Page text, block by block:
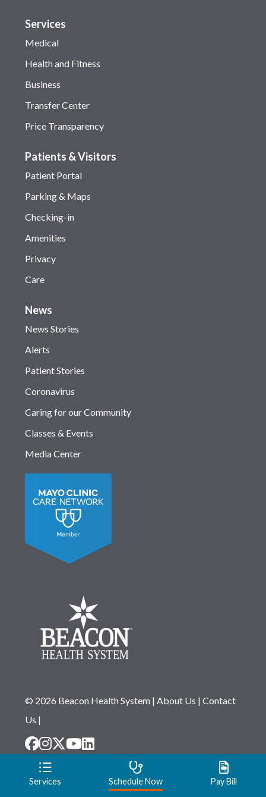
Services
Medical
Health and Fitness
Business
Transfer Center
Price Transparency
Patients & Visitors
Patient Portal
Parking & Maps
Checking-in
Amenities
Privacy
Care
News
News Stories
Alerts
Patient Stories
Coronavirus
Caring for our Community
Classes & Events
Media Center
© 2026 Beacon Health System| About Us | Contact
Us |
Disclaimer Notice of Privacy Practices
Website
Privacy Statement
Notice of Non-Discrimination
Services Schedule Now Pay Bill